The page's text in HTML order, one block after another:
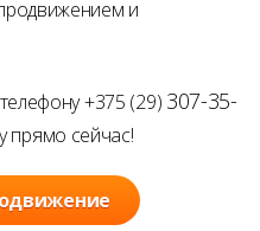
и
+375 (29) 307-35-
прямо сейчас!